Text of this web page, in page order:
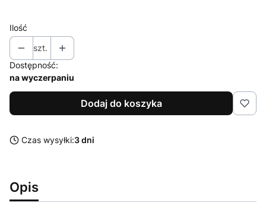
Ilość
szt.
Dostępność:
na wyczerpaniu
Dodaj do koszyka
Czas wysyłki:3 dni
Opis